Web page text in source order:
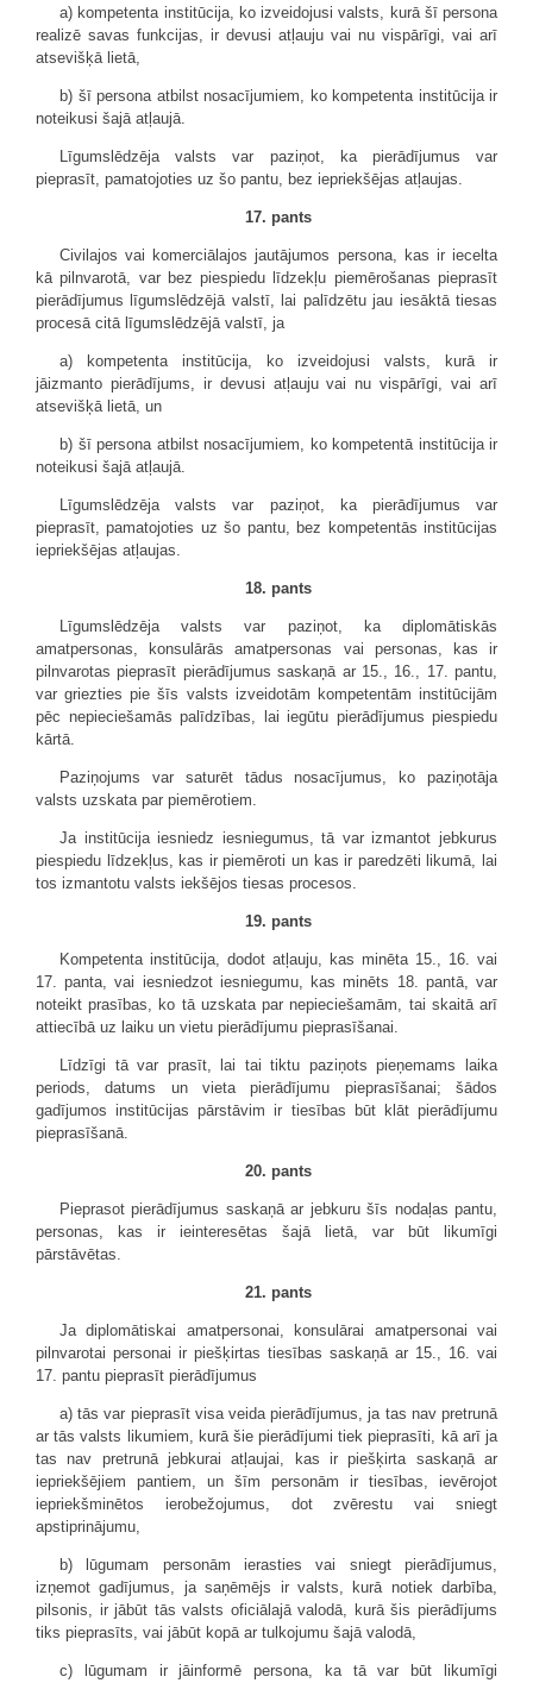
a) kompetenta institūcija, ko izveidojusi valsts, kurā šī persona
realizē savas funkcijas, ir devusi atļauju vai nu vispārīgi, vai arī
atsevišķā lietā,
b) šī persona atbilst nosacījumiem, ko kompetenta institūcija ir
noteikusi šajā atļaujā.
Līgumslēdzēja valsts var paziņot, ka pierādījumus var
pieprasīt, pamatojoties uz šo pantu, bez iepriekšējas atļaujas.
17. pants
Civilajos vai komerciālajos jautājumos persona, kas ir iecelta
kā pilnvarotā, var bez piespiedu līdzekļu piemērošanas pieprasīt
pierādījumus līgumslēdzējā valstī, lai palīdzētu jau iesāktā tiesas
procesā citā līgumslēdzējā valstī, ja
a) kompetenta institūcija, ko izveidojusi valsts, kurā ir
jāizmanto pierādījums, ir devusi atļauju vai nu vispārīgi, vai arī
atsevišķā lietā, un
b) šī persona atbilst nosacījumiem, ko kompetentā institūcija ir
noteikusi šajā atļaujā.
Līgumslēdzēja valsts var paziņot, ka pierādījumus var
pieprasīt, pamatojoties uz šo pantu, bez kompetentās institūcijas
iepriekšējas atļaujas.
18. pants
Līgumslēdzēja valsts var paziņot, ka diplomātiskās
amatpersonas, konsulārās amatpersonas vai personas, kas ir
pilnvarotas pieprasīt pierādījumus saskaņā ar 15., 16., 17. pantu,
var griezties pie šīs valsts izveidotām kompetentām institūcijām
pēc nepieciešamās palīdzības, lai iegūtu pierādījumus piespiedu
kārtā.
Paziņojums var saturēt tādus nosacījumus, ko paziņotāja
valsts uzskata par piemērotiem.
Ja institūcija iesniedz iesniegumus, tā var izmantot jebkurus
piespiedu līdzekļus, kas ir piemēroti un kas ir paredzēti likumā, lai
tos izmantotu valsts iekšējos tiesas procesos.
19. pants
Kompetenta institūcija, dodot atļauju, kas minēta 15., 16. vai
17. panta, vai iesniedzot iesniegumu, kas minēts 18. pantā, var
noteikt prasības, ko tā uzskata par nepieciešamām, tai skaitā arī
attiecībā uz laiku un vietu pierādījumu pieprasīšanai.
Līdzīgi tā var prasīt, lai tai tiktu paziņots pieņemams laika
periods, datums un vieta pierādījumu pieprasīšanai; šādos
gadījumos institūcijas pārstāvim ir tiesības būt klāt pierādījumu
pieprasīšanā.
20. pants
Pieprasot pierādījumus saskaņā ar jebkuru šīs nodaļas pantu,
personas, kas ir ieinteresētas šajā lietā, var būt likumīgi
pārstāvētas.
21. pants
Ja diplomātiskai amatpersonai, konsulārai amatpersonai vai
pilnvarotai personai ir piešķirtas tiesības saskaņā ar 15., 16. vai
17. pantu pieprasīt pierādījumus
a) tās var pieprasīt visa veida pierādījumus, ja tas nav pretrunā
ar tās valsts likumiem, kurā šie pierādījumi tiek pieprasīti, kā arī ja
tas nav pretrunā jebkurai atļaujai, kas ir piešķirta saskaņā ar
iepriekšējiem pantiem, un šīm personām ir tiesības, ievērojot
iepriekšminētos ierobežojumus, dot zvērestu vai sniegt
apstiprinājumu,
b) lūgumam personām ierasties vai sniegt pierādījumus,
izņemot gadījumus, ja saņēmējs ir valsts, kurā notiek darbība,
pilsonis, ir jābūt tās valsts oficiālajā valodā, kurā šis pierādījums
tiks pieprasīts, vai jābūt kopā ar tulkojumu šajā valodā,
c) lūgumam ir jāinformē persona, ka tā var būt likumīgi